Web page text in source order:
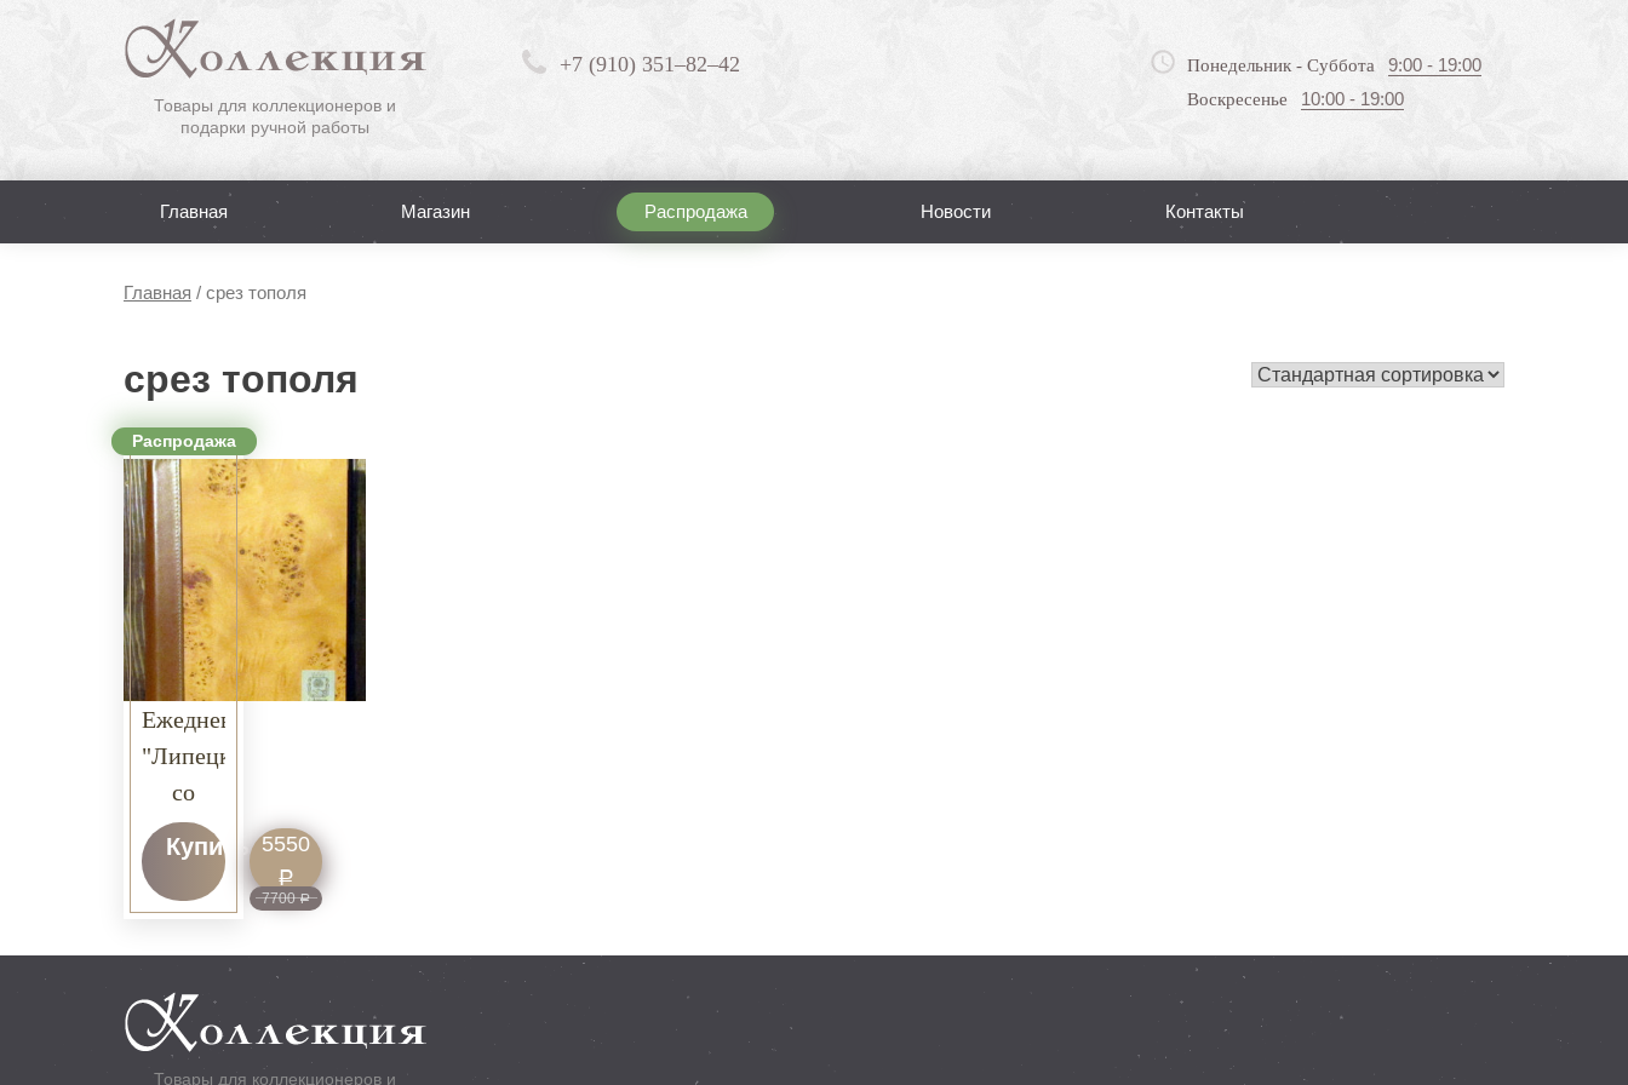
Товары для коллекционеров и
подарки ручной работы
+7 (910) 351–82–42 Понедельник - Суббота 9:00 - 19:00
Воскресенье 10:00 - 19:00
Главная Магазин Распродажа Новости Контакты
Главная / срез тополя
срез тополя
Распродажа
Ежедневник
"Липецк"
со
сменным
блоком
(срез
Купить
7700Р
5550
Р
Товары для коллекционеров и